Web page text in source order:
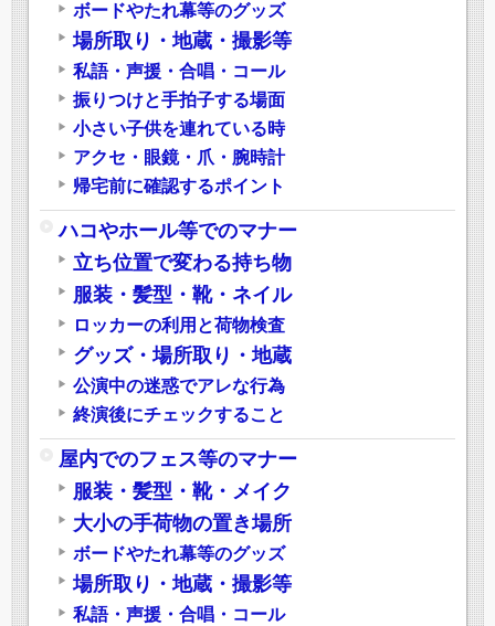
ボードやたれ幕等のグッズ
場所取り・地蔵・撮影等
私語・声援・合唱・コール
振りつけと手拍子する場面
小さい子供を連れている時
アクセ・眼鏡・爪・腕時計
帰宅前に確認するポイント
ハコやホール等でのマナー
立ち位置で変わる持ち物
服装・髪型・靴・ネイル
ロッカーの利用と荷物検査
グッズ・場所取り・地蔵
公演中の迷惑でアレな行為
終演後にチェックすること
屋内でのフェス等のマナー
服装・髪型・靴・メイク
大小の手荷物の置き場所
ボードやたれ幕等のグッズ
場所取り・地蔵・撮影等
私語・声援・合唱・コール